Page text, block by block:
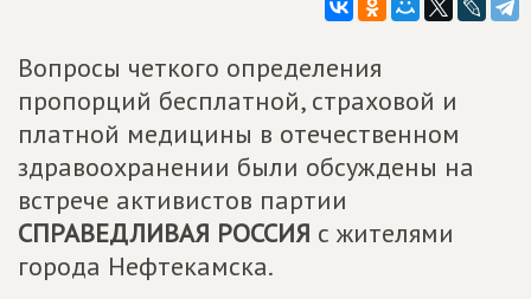
Вопросы четкого определения
пропорций бесплатной, страховой и
платной медицины в отечественном
здравоохранении были обсуждены на
встрече активистов партии
СПРАВЕДЛИВАЯ РОССИЯ с жителями
города Нефтекамска.